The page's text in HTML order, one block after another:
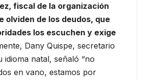
fiscal de la organización
olviden de los deudos, que
los escuchen y exige
Dany Quispe, secretario
idioma natal, señaló “no
en vano, estamos por